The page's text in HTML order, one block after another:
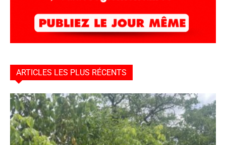
ARTICLES LES PLUS RÉCENTS